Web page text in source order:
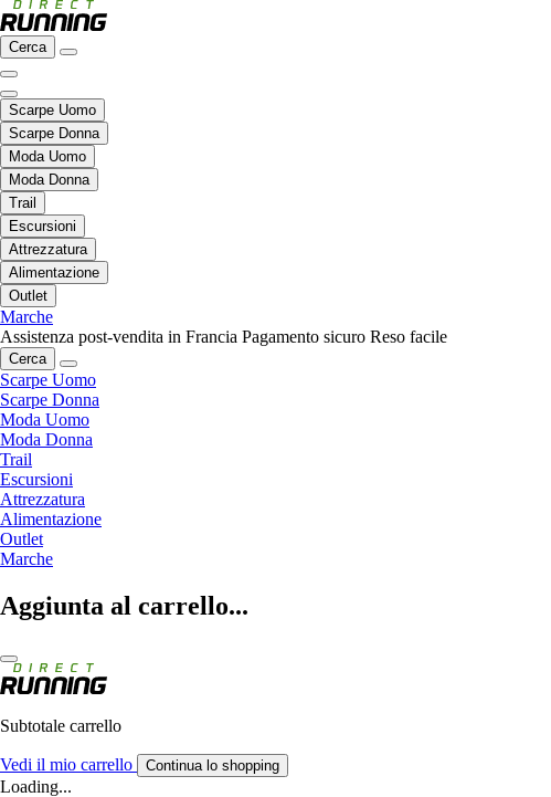
Cerca
Scarpe Uomo
Scarpe Donna
Moda Uomo
Moda Donna
Trail
Escursioni
Attrezzatura
Alimentazione
Outlet
Marche
Assistenza post-vendita in Francia Pagamento sicuro Reso facile
Cerca
Scarpe Uomo
Scarpe Donna
Moda Uomo
Moda Donna
Trail
Escursioni
Attrezzatura
Alimentazione
Outlet
Marche
Aggiunta al carrello...
Subtotale carrello
Vedi il mio carrello Continua lo shopping
Loading...